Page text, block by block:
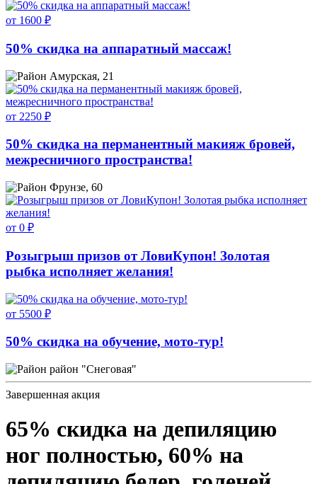
от 1600 ₽
50% скидка на аппаратный массаж!
Амурская, 21
от 2250 ₽
50% скидка на перманентный макияж бровей,
межресничного пространства!
Фрунзе, 60
от 0 ₽
Розыгрыш призов от ЛовиКупон! Золотая
рыбка исполняет желания!
от 5500 ₽
50% скидка на обучение, мото-тур!
район "Снеговая"
Завершенная акция
65% скидка на депиляцию
ног полностью, 60% на